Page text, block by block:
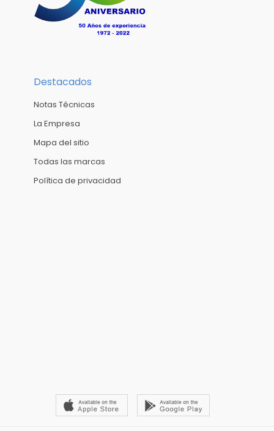
Destacados
Notas Técnicas
La Empresa
Mapa del sitio
Todas las marcas
Política de privacidad